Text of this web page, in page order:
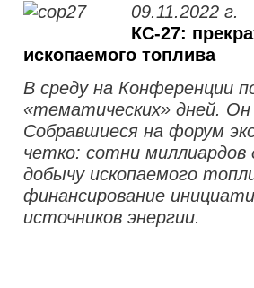
09.11.2022 г.
КС-27:
ископаемого топлива
В среду на Конференции
«тематических» дней.
Собравшиеся на форум
четко: сотни миллиардов
добычу ископаемого
финансирование
источников энергии.